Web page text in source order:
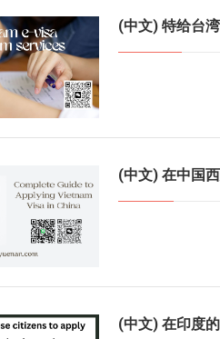
(中文) 特给台
(中文) 在中国
(中文) 在印度